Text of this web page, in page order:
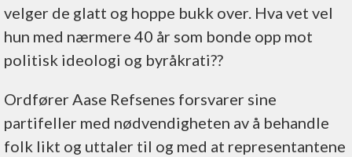
velger de glatt og hoppe bukk over. Hva vet vel
hun med nærmere 40 år som bonde opp mot
politisk ideologi og byråkrati??
Ordfører Aase Refsenes forsvarer sine
partifeller med nødvendigheten av å behandle
folk likt og uttaler til og med at representantene